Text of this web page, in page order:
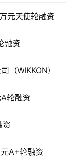
元天使轮融资
融资
（WIKKON）
轮融资
资
A+轮融资